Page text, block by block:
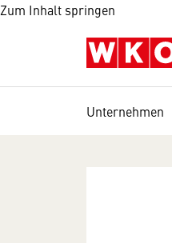
Zum Inhalt springen
Unternehmen